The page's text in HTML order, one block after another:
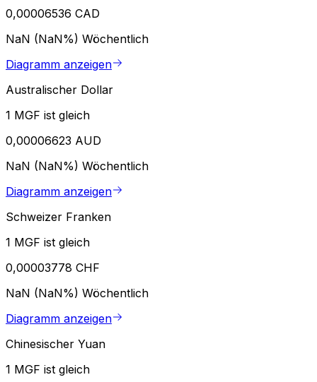
0,00006536 CAD
NaN (NaN%) Wöchentlich
Diagramm anzeigen
Australischer Dollar
1 MGF ist gleich
0,00006623 AUD
NaN (NaN%) Wöchentlich
Diagramm anzeigen
Schweizer Franken
1 MGF ist gleich
0,00003778 CHF
NaN (NaN%) Wöchentlich
Diagramm anzeigen
Chinesischer Yuan
1 MGF ist gleich